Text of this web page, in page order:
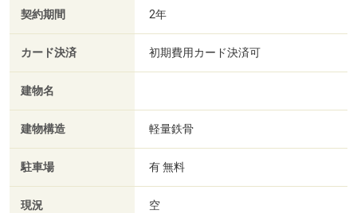
契約期間 2年
カード決済 初期費用カード決済可
建物名
建物構造 軽量鉄骨
駐車場 有 無料
現況 空